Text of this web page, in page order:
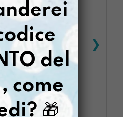
del
come
🎁